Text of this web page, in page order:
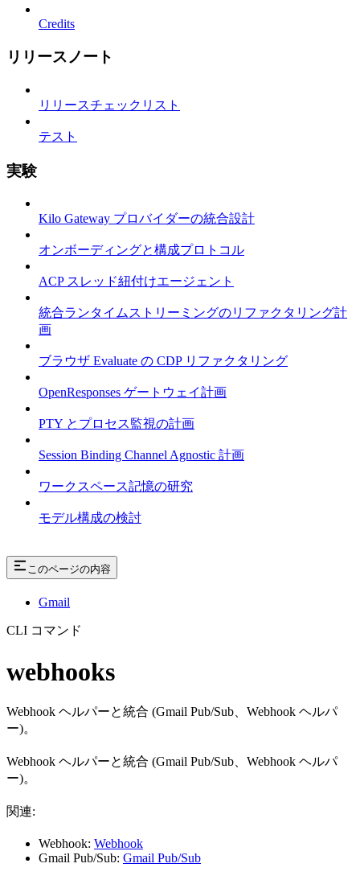
Credits
リリースノート
リリースチェックリスト
テスト
実験
Kilo Gateway プロバイダーの統合設計
オンボーディングと構成プロトコル
ACP スレッド紐付けエージェント
統合ランタイムストリーミングのリファクタリング計
画
ブラウザ Evaluate の CDP リファクタリング
OpenResponses ゲートウェイ計画
PTY とプロセス監視の計画
Session Binding Channel Agnostic 計画
ワークスペース記憶の研究
モデル構成の検討
このページの内容
Gmail
CLI コマンド
webhooks
Webhook ヘルパーと統合 (Gmail Pub/Sub、Webhook ヘルパ
ー)。
Webhook ヘルパーと統合 (Gmail Pub/Sub、Webhook ヘルパ
ー)。
関連:
Webhook: Webhook
Gmail Pub/Sub: Gmail Pub/Sub